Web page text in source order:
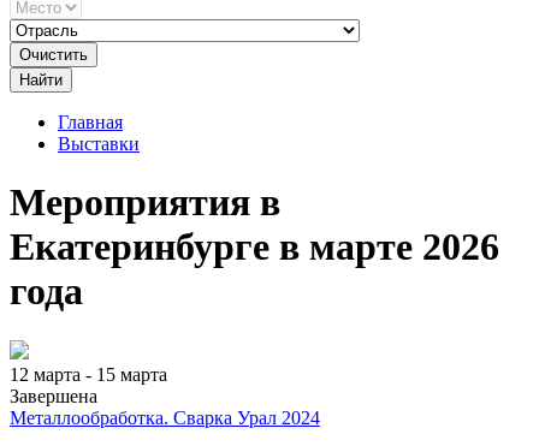
Очистить
Найти
Главная
Выставки
Мероприятия в
Екатеринбурге в марте 2026
года
12 марта - 15 марта
Завершена
Металлообработка. Сварка Урал 2024